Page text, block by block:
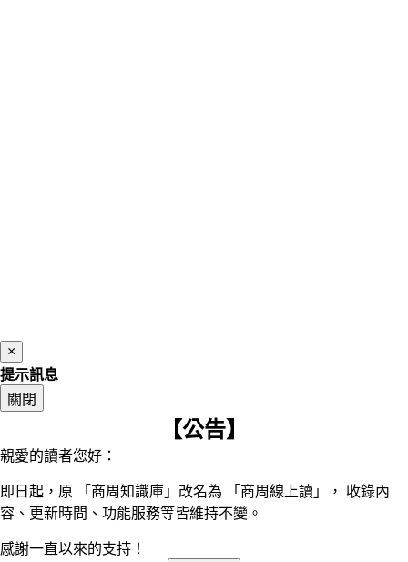
×
提示訊息
關閉
【公告】
親愛的讀者您好：
即日起，原 「商周知識庫」改名為 「商周線上讀」， 收錄內
容、更新時間、功能服務等皆維持不變。
感謝一直以來的支持！